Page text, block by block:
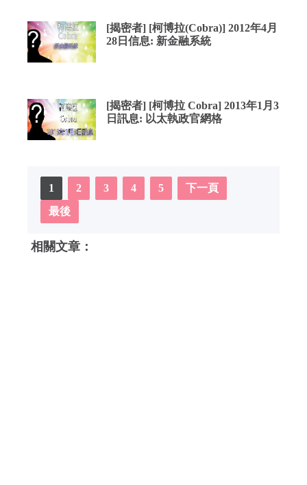
[揭密者] [柯博拉(Cobra)] 2012年4月
28日信息: 新金融系統
[揭密者] [柯博拉 Cobra] 2013年1月3
日訊息: 以太執政官網格
1 2 3 4 5
下一頁
最後
相關文章：